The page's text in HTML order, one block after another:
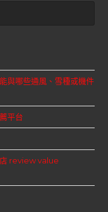
與哪些通風、雪種或機件
平台
review value